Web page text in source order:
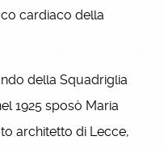
cardiaco della
della Squadriglia
1925 sposò Maria
architetto di Lecce,